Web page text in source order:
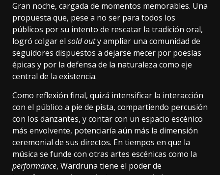
Gran noche, cargada de momentos memorables. Una
propuesta que, pese a no ser para todos los
públicos por su intento de rescatar la tradición oral,
logró colgar el sold outy ampliar una comunidad de
seguidores dispuestos a dejarse mecer por poesías
épicas y por la defensa de la naturaleza como eje
central de la existencia.
Como reflexión final, quizá intensificar la interacción
con el público a pie de pista, compartiendo percusión
con los danzantes, y contar con un espacio escénico
más envolvente, potenciaría aún más la dimensión
ceremonial de sus directos. En tiempos en que la
música se funde con otras artes escénicas como la
performance, Wardruna tiene el poder de